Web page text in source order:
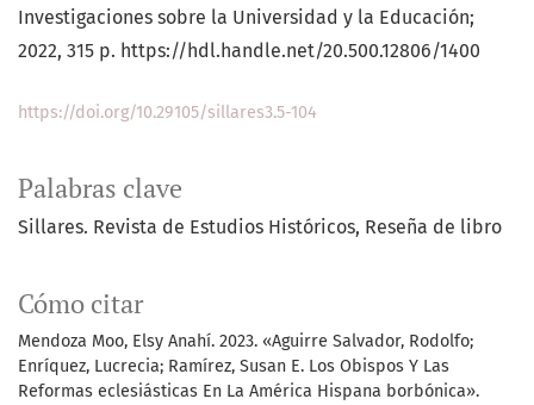
Palabras clave
Sillares. Revista de Estudios Históricos Reseña de libro
Cómo citar
Mendoza Moo, Elsy Anahí. 2023. «Aguirre Salvador, Rodolfo;
Enríquez, Lucrecia; Ramírez, Susan E. Los Obispos Y Las
Reformas eclesiásticas En La América Hispana borbónica».
Investigaciones sobre la Universidad y la Educación;
2022, 315 p. https://hdl.handle.net/20.500.12806/1400
https://doi.org/10.29105/sillares3.5-104